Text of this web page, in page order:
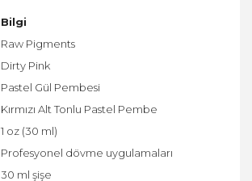
Bilgi
Raw Pigments
Dirty Pink
Pastel Gül Pembesi
Kırmızı Alt Tonlu Pastel Pembe
1 oz (30 ml)
Profesyonel dövme uygulamaları
30 ml şişe